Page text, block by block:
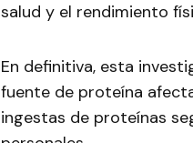
salud y el rendimiento
En definitiva, esta
fuente de proteína
ingestas de proteínas